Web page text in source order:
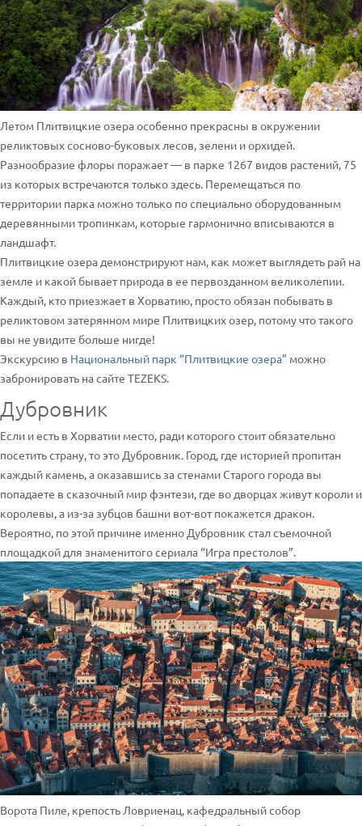
Летом Плитвицкие озера особенно прекрасны в окружении
реликтовых сосново-буковых лесов, зелени и орхидей.
Разнообразие флоры поражает — в парке 1267 видов растений, 75
из которых встречаются только здесь. Перемещаться по
территории парка можно только по специально оборудованным
деревянными тропинкам, которые гармонично вписываются в
ландшафт.
Плитвицкие озера демонстрируют нам, как может выглядеть рай на
земле и какой бывает природа в ее первозданном великолепии.
Каждый, кто приезжает в Хорватию, просто обязан побывать в
реликтовом затерянном мире Плитвицких озер, потому что такого
вы не увидите больше нигде!
Экскурсию в Национальный парк “Плитвицкие озера” можно
забронировать на сайте TEZEKS.
Дубровник
Если и есть в Хорватии место, ради которого стоит обязательно
посетить страну, то это Дубровник. Город, где историей пропитан
каждый камень, а оказавшись за стенами Старого города вы
попадаете в сказочный мир фэнтези, где во дворцах живут короли и
королевы, а из-за зубцов башни вот-вот покажется дракон.
Вероятно, по этой причине именно Дубровник стал съемочной
площадкой для знаменитого сериала “Игра престолов”.
Ворота Пиле, крепость Ловриенац, кафедральный собор